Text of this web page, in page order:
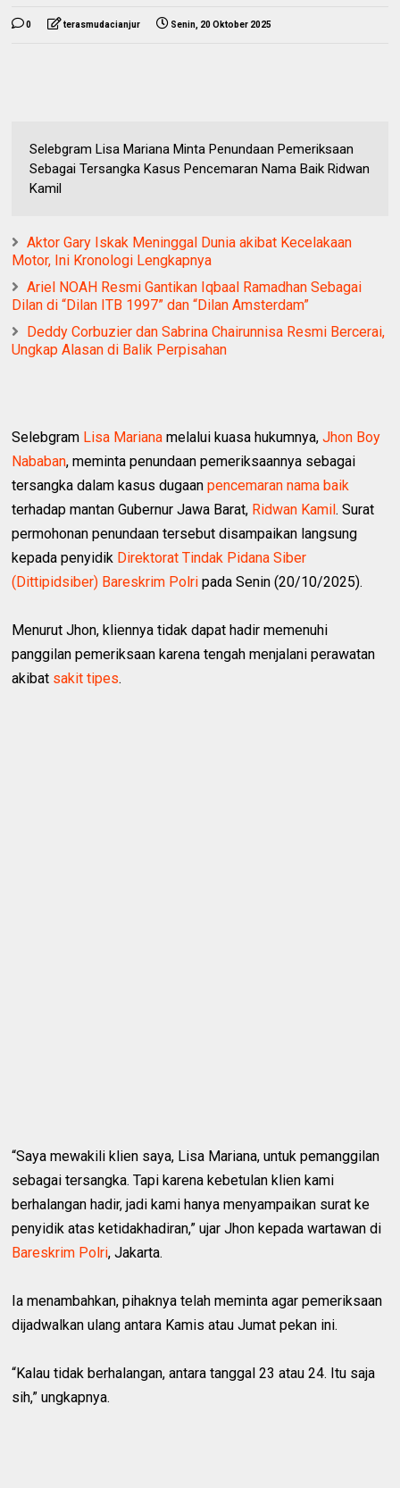
0 terasmudacianjur Senin, 20 Oktober 2025
Selebgram Lisa Mariana Minta Penundaan Pemeriksaan
Sebagai Tersangka Kasus Pencemaran Nama Baik Ridwan
Kamil
Aktor Gary Iskak Meninggal Dunia akibat Kecelakaan
Motor, Ini Kronologi Lengkapnya
Ariel NOAH Resmi Gantikan Iqbaal Ramadhan Sebagai
Dilan di “Dilan ITB 1997” dan “Dilan Amsterdam”
Deddy Corbuzier dan Sabrina Chairunnisa Resmi Bercerai,
Ungkap Alasan di Balik Perpisahan
Selebgram Lisa Mariana melalui kuasa hukumnya,Jhon Boy
Nababan, meminta penundaan pemeriksaannya sebagai
tersangka dalam kasus dugaanpencemaran nama baik
terhadap mantan Gubernur Jawa Barat, Ridwan Kamil. Surat
permohonan penundaan tersebut disampaikan langsung
kepada penyidik Direktorat Tindak Pidana Siber
(Dittipidsiber) Bareskrim Polri pada Senin (20/10/2025).
Menurut Jhon, kliennya tidak dapat hadir memenuhi
panggilan pemeriksaan karena tengah menjalani perawatan
akibat sakit tipes.
“Saya mewakili klien saya, Lisa Mariana, untuk pemanggilan
sebagai tersangka. Tapi karena kebetulan klien kami
berhalangan hadir, jadi kami hanya menyampaikan surat ke
penyidik atas ketidakhadiran,” ujar Jhon kepada wartawan di
Bareskrim Polri, Jakarta.
Ia menambahkan, pihaknya telah meminta agar pemeriksaan
dijadwalkan ulang antara Kamis atau Jumat pekan ini.
“Kalau tidak berhalangan, antara tanggal 23 atau 24. Itu saja
sih,” ungkapnya.